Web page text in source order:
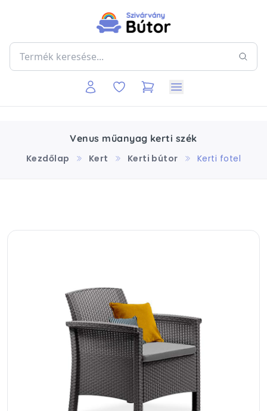
Venus műanyag kerti szék
Kezdőlap
Kert Kerti bútor Kerti fotel